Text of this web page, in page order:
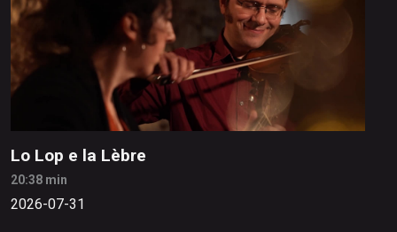
Lo Lop e la Lèbre
20:38 min
2026-07-31